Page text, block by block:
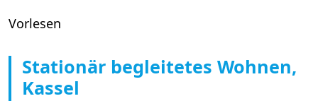
Vorlesen
Stationär begleitetes Wohnen,
Kassel